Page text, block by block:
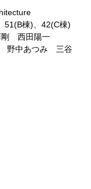
51(B棟)、42(C棟)
剛 西田陽一
中あつみ 三谷